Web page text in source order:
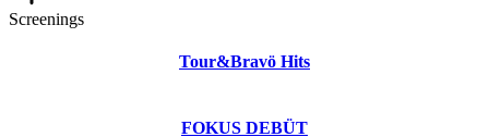
Screenings
Tour&Bravö Hits
FOKUS DEBÜT